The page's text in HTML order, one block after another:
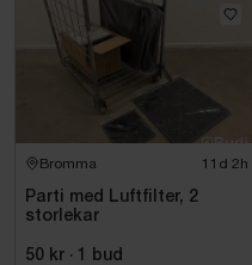
Bromma 11d 2h
Parti med Luftfilter, 2
storlekar
50 kr · 1 bud